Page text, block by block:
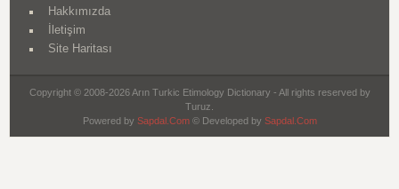
Hakkımızda
İletişim
Site Haritası
Copyright © 2008-2026 Arın Turkic Etimology Dictionary - All rights reserved by
Turuz.
Powered by Sapdal.Com© Developed by Sapdal.Com